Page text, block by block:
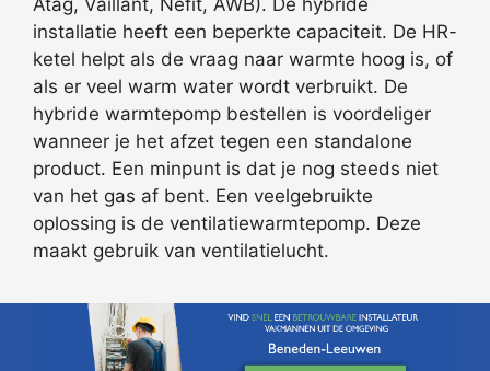
Atag, Vaillant, Nefit, AWB). De hybride
installatie heeft een beperkte capaciteit. De HR-
ketel helpt als de vraag naar warmte hoog is, of
als er veel warm water wordt verbruikt. De
hybride warmtepomp bestellen is voordeliger
wanneer je het afzet tegen een standalone
product. Een minpunt is dat je nog steeds niet
van het gas af bent. Een veelgebruikte
oplossing is de ventilatiewarmtepomp. Deze
maakt gebruik van ventilatielucht.